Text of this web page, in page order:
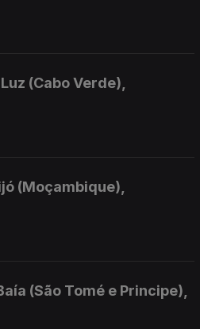
(Cabo Verde),
(Moçambique),
(São Tomé e Principe),